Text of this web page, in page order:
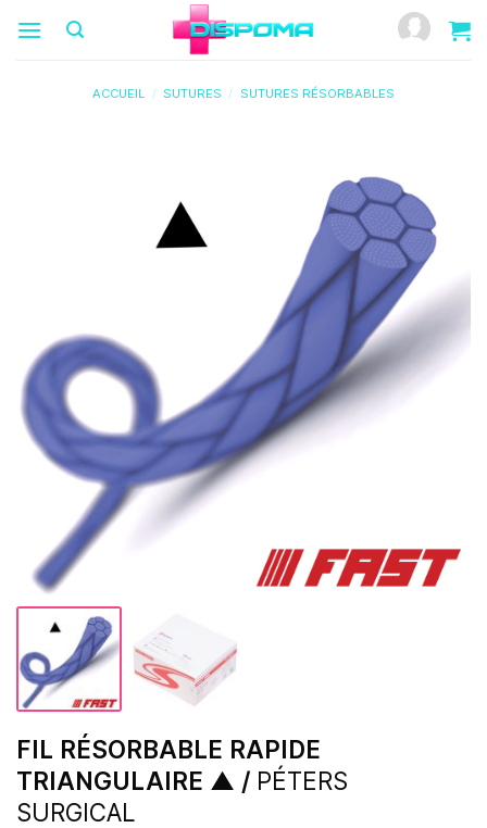
ACCUEIL / SUTURES / SUTURES RÉSORBABLES
FIL RÉSORBABLE RAPIDE
TRIANGULAIRE ▲ / PÉTERS
SURGICAL